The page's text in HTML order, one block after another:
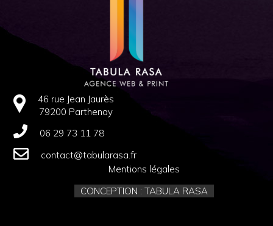
46 rue Jean Jaurès
79200 Parthenay
06 29 73 11 78
contact@tabularasa.fr
Mentions légales
CONCEPTION : TABULA RASA